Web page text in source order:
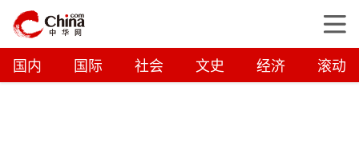
国内 国际 社会 文史 经济 滚动